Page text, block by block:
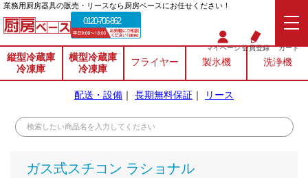
業務⽤厨房器具の販売・リースなら厨房ベースにお任せください！
0120-706-862
マイページ会員登録 カート
縦型冷蔵庫
冷凍庫
横型冷蔵庫
冷凍庫
フライヤー 製氷機 洗浄機
配送・設備 ｜ 長期無料保証 ｜ リース
ガス式スチコン ラショナル